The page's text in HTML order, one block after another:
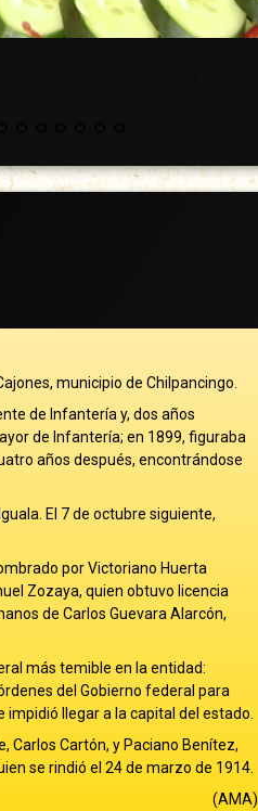
municipio de Chilpancingo.
de Infantería y, dos años
de Infantería; en 1899, figuraba
años después, encontrándose
El 7 de octubre siguiente,
por Victoriano Huerta
Zozaya, quien obtuvo licencia
de Carlos Guevara Alarcón,
más temible en la entidad:
del Gobierno federal para
llegar a la capital del estado.
Carlos Cartón, y Paciano Benítez,
se rindió el 24 de marzo de 1914.
(AMA)